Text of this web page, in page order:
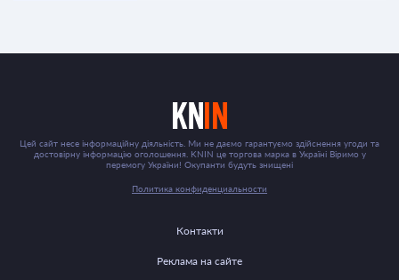
Цей сайт несе інформаційну діяльність. Ми не даємо гарантуємо здійснення угоди та
достовірну інформацію оголошення. KNIN це торгова марка в Україні Віримо у
перемогу України! Окупанти будуть знищені
Политика конфиденциальности
Контакти
Реклама на сайте